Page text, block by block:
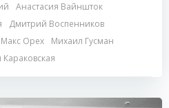
Анастасия Вайншток
Дмитрий Воспенников
Макс Орех
Михаил Гусман
Караковская